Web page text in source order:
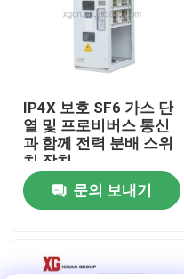
제품
우리에 대하여
IP4X 보호 SF6 가스 단
열 및 프로비버스 통신
과 함께 전력 분배 스위
치 장치
문의 보내기